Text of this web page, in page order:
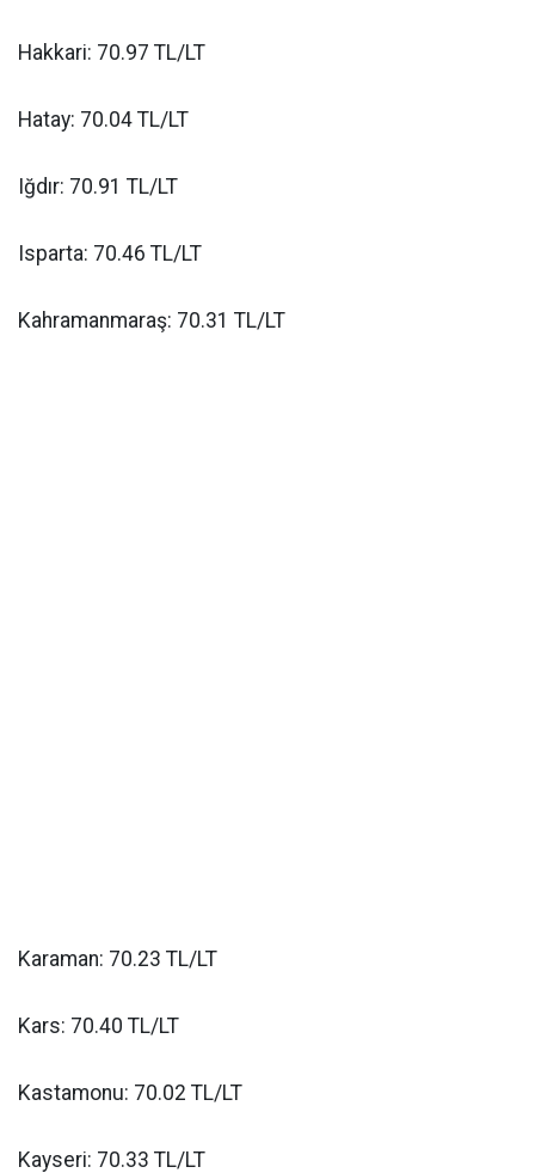
Hakkari: 70.97 TL/LT
Hatay: 70.04 TL/LT
Iğdır: 70.91 TL/LT
Isparta: 70.46 TL/LT
Kahramanmaraş: 70.31 TL/LT
Karaman: 70.23 TL/LT
Kars: 70.40 TL/LT
Kastamonu: 70.02 TL/LT
Kayseri: 70.33 TL/LT